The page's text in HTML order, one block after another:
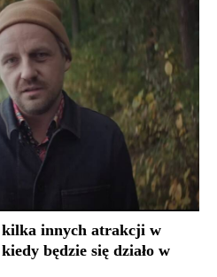
kilka innych atrakcji w
będzie się działo w